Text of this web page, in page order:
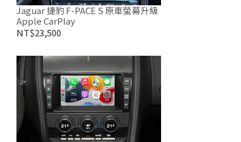
Jaguar 捷豹 F-PACE S 原車螢幕升級
Apple CarPlay
NT$23,500